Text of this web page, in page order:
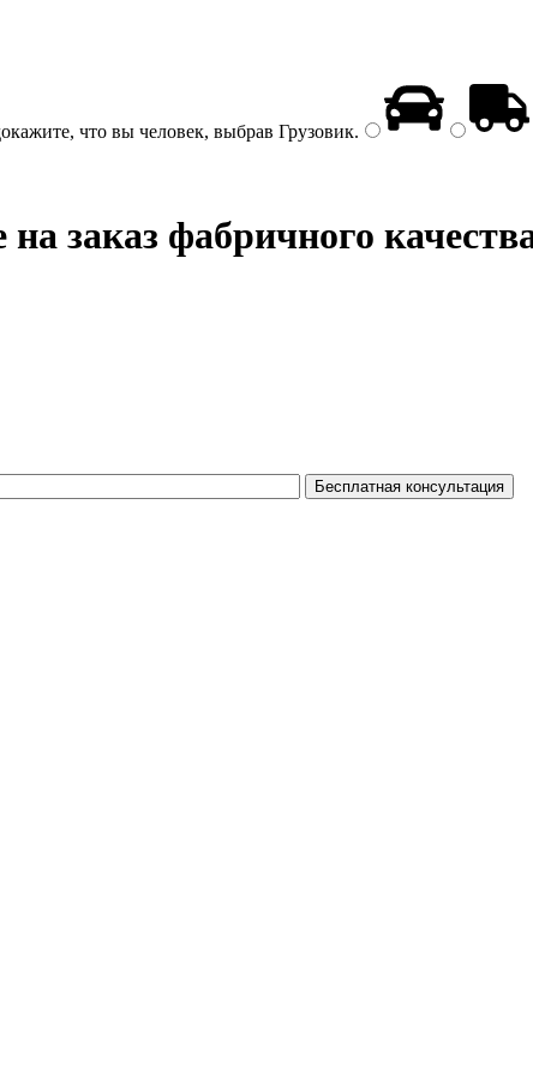
что вы человек, выбрав Грузовик.
заказ фабричного